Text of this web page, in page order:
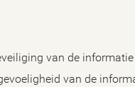
van de
van de